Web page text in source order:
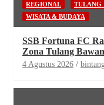
REGIONAL
TULANG
WISATA & BUDAYA
SSB Fortuna FC
Zona Tulang
4 Agustus 2026